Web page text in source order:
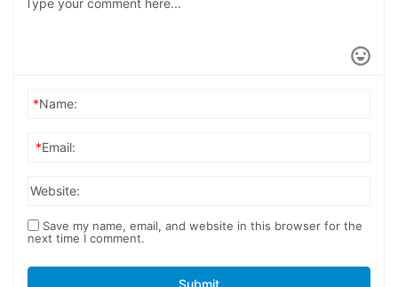
*Name:
*Email:
Website:
Save my name, email, and website in this browser for the
next time I comment.
Submit